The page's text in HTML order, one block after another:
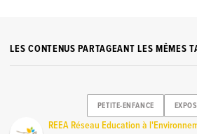
LES CONTENUS PARTAGEANT LES MÊMES
PETITE-ENFANCE
REEA Réseau Education à